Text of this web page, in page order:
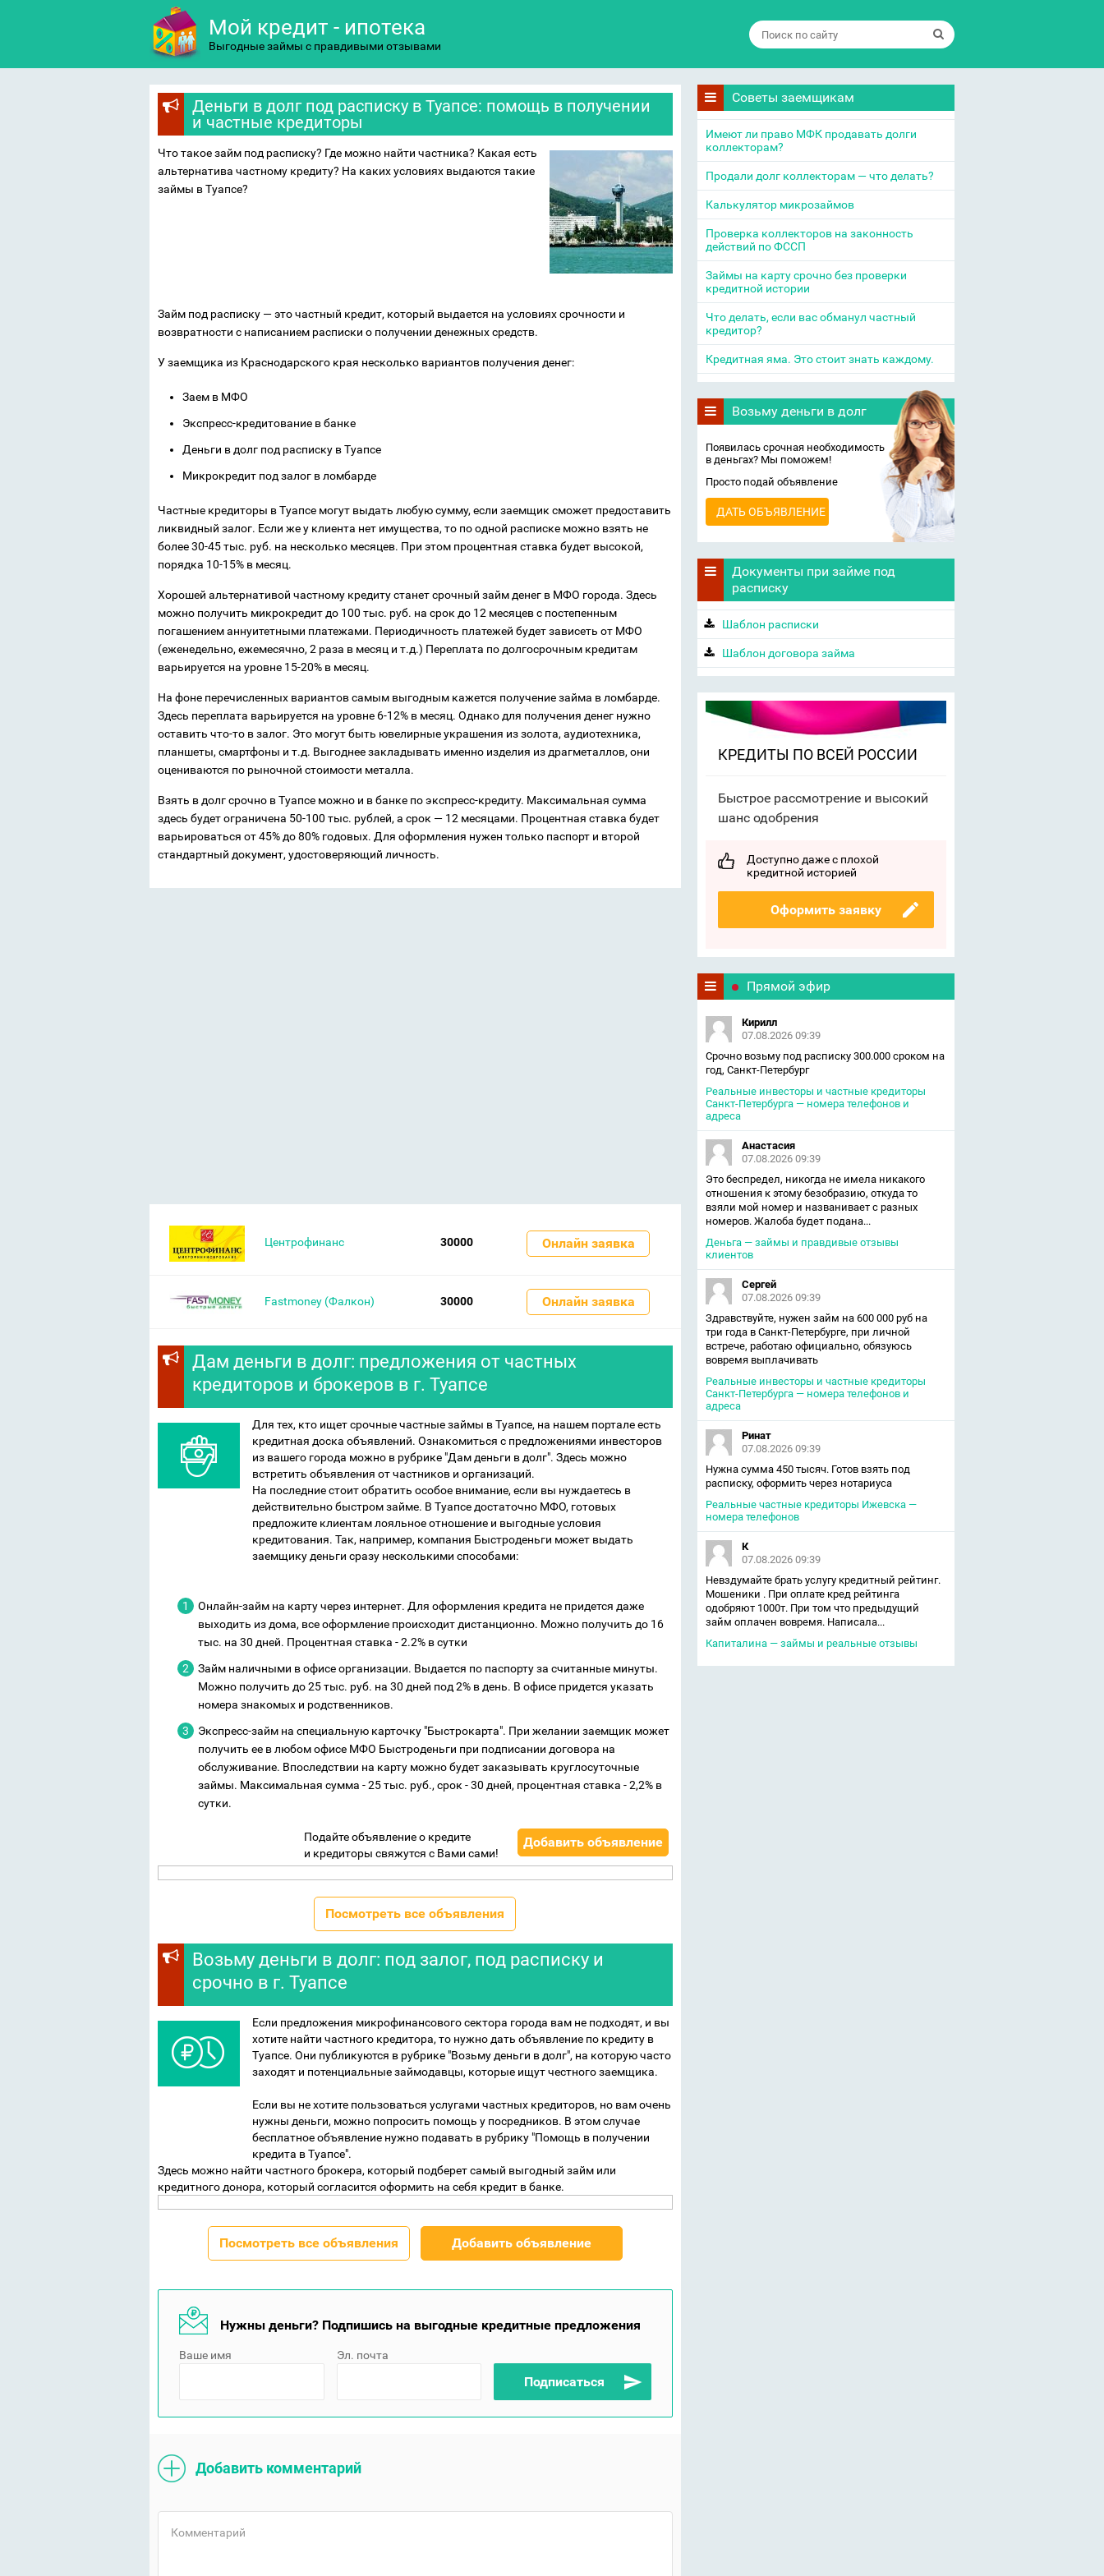
Мой кредит - ипотека
Выгодные займы с правдивыми отзывами
Деньги в долг под расписку в Туапсе: помощь в получении
и частные кредиторы
Что такое займ под расписку? Где можно найти частника? Какая есть
альтернатива частному кредиту? На каких условиях выдаются такие
займы в Туапсе?
Займ под расписку — это частный кредит, который выдается на условиях срочности и
возвратности с написанием расписки о получении денежных средств.
У заемщика из Краснодарского края несколько вариантов получения денег:
Заем в МФО
Экспресс-кредитование в банке
Деньги в долг под расписку в Туапсе
Микрокредит под залог в ломбарде
Частные кредиторы в Туапсе могут выдать любую сумму, если заемщик сможет предоставить
ликвидный залог. Если же у клиента нет имущества, то по одной расписке можно взять не
более 30-45 тыс. руб. на несколько месяцев. При этом процентная ставка будет высокой,
порядка 10-15% в месяц.
Хорошей альтернативой частному кредиту станет срочный займ денег в МФО города. Здесь
можно получить микрокредит до 100 тыс. руб. на срок до 12 месяцев с постепенным
погашением аннуитетными платежами. Периодичность платежей будет зависеть от МФО
(еженедельно, ежемесячно, 2 раза в месяц и т.д.) Переплата по долгосрочным кредитам
варьируется на уровне 15-20% в месяц.
На фоне перечисленных вариантов самым выгодным кажется получение займа в ломбарде.
Здесь переплата варьируется на уровне 6-12% в месяц. Однако для получения денег нужно
оставить что-то в залог. Это могут быть ювелирные украшения из золота, аудиотехника,
планшеты, смартфоны и т.д. Выгоднее закладывать именно изделия из драгметаллов, они
оцениваются по рыночной стоимости металла.
Взять в долг срочно в Туапсе можно и в банке по экспресс-кредиту. Максимальная сумма
здесь будет ограничена 50-100 тыс. рублей, а срок — 12 месяцами. Процентная ставка будет
варьироваться от 45% до 80% годовых. Для оформления нужен только паспорт и второй
стандартный документ, удостоверяющий личность.
Центрофинанс 30000 Онлайн заявка
Fastmoney (Фалкон) 30000 Онлайн заявка
Дам деньги в долг: предложения от частных
кредиторов и брокеров в г. Туапсе
Для тех, кто ищет срочные частные займы в Туапсе, на нашем портале есть
кредитная доска объявлений. Ознакомиться с предложениями инвесторов
из вашего города можно в рубрике "Дам деньги в долг". Здесь можно
встретить объявления от частников и организаций.
На последние стоит обратить особое внимание, если вы нуждаетесь в
действительно быстром займе. В Туапсе достаточно МФО, готовых
предложите клиентам лояльное отношение и выгодные условия
кредитования. Так, например, компания Быстроденьги может выдать
заемщику деньги сразу несколькими способами:
Онлайн-займ на карту через интернет. Для оформления кредита не придется даже
выходить из дома, все оформление происходит дистанционно. Можно получить до 16
тыс. на 30 дней. Процентная ставка - 2.2% в сутки
Займ наличными в офисе организации. Выдается по паспорту за считанные минуты.
Можно получить до 25 тыс. руб. на 30 дней под 2% в день. В офисе придется указать
номера знакомых и родственников.
Экспресс-займ на специальную карточку "Быстрокарта". При желании заемщик может
получить ее в любом офисе МФО Быстроденьги при подписании договора на
обслуживание. Впоследствии на карту можно будет заказывать круглосуточные
займы. Максимальная сумма - 25 тыс. руб., срок - 30 дней, процентная ставка - 2,2% в
сутки.
Подайте объявление о кредите
и кредиторы свяжутся с Вами сами!
Добавить объявление
Посмотреть все объявления
Возьму деньги в долг: под залог, под расписку и
срочно в г. Туапсе
Если предложения микрофинансового сектора города вам не подходят, и вы
хотите найти частного кредитора, то нужно дать объявление по кредиту в
Туапсе. Они публикуются в рубрике "Возьму деньги в долг", на которую часто
заходят и потенциальные займодавцы, которые ищут честного заемщика.
Если вы не хотите пользоваться услугами частных кредиторов, но вам очень
нужны деньги, можно попросить помощь у посредников. В этом случае
бесплатное объявление нужно подавать в рубрику "Помощь в получении
кредита в Туапсе".
Здесь можно найти частного брокера, который подберет самый выгодный займ или
кредитного донора, который согласится оформить на себя кредит в банке.
Посмотреть все объявления Добавить объявление
Нужны деньги? Подпишись на выгодные кредитные предложения
Ваше имя Эл. почта
Добавить комментарий
Советы заемщикам
Имеют ли право МФК продавать долги
коллекторам?
Продали долг коллекторам — что делать?
Калькулятор микрозаймов
Проверка коллекторов на законность
действий по ФССП
Займы на карту срочно без проверки
кредитной истории
Что делать, если вас обманул частный
кредитор?
Кредитная яма. Это стоит знать каждому.
Возьму деньги в долг
Появилась срочная необходимость
в деньгах? Мы поможем!
Просто подай объявление
ДАТЬ ОБЪЯВЛЕНИЕ
Документы при займе под
расписку
Шаблон расписки
Шаблон договора займа
КРЕДИТЫ ПО ВСЕЙ РОССИИ
Быстрое рассмотрение и высокий
шанс одобрения
Доступно даже с плохой
кредитной историей
Оформить заявку
Прямой эфир
Кирилл
07.08.2026 09:39
Срочно возьму под расписку 300.000 сроком на
год, Санкт-Петербург
Реальные инвесторы и частные кредиторы
Санкт-Петербурга — номера телефонов и
адреса
Анастасия
07.08.2026 09:39
Это беспредел, никогда не имела никакого
отношения к этому безобразию, откуда то
взяли мой номер и названивает с разных
номеров. Жалоба будет подана...
Деньга — займы и правдивые отзывы
клиентов
Сергей
07.08.2026 09:39
Здравствуйте, нужен займ на 600 000 руб на
три года в Санкт-Петербурге, при личной
встрече, работаю официально, обязуюсь
вовремя выплачивать
Реальные инвесторы и частные кредиторы
Санкт-Петербурга — номера телефонов и
адреса
Ринат
07.08.2026 09:39
Нужна сумма 450 тысяч. Готов взять под
расписку, оформить через нотариуса
Реальные частные кредиторы Ижевска —
номера телефонов
К
07.08.2026 09:39
Невздумайте брать услугу кредитный рейтинг.
Мошеники . При оплате кред рейтинга
одобряют 1000т. При том что предыдущий
займ оплачен вовремя. Написала...
Капиталина — займы и реальные отзывы